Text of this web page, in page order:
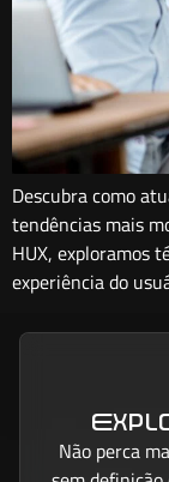
Descubra como
tendências mais
HUX, exploramos
experiência do
Não perca